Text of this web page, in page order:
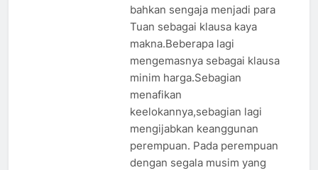
bahkan sengaja menjadi para
Tuan sebagai klausa kaya
makna.Beberapa lagi
mengemasnya sebagai klausa
minim harga.Sebagian
menafikan
keelokannya,sebagian lagi
mengijabkan keanggunan
perempuan. Pada perempuan
dengan segala musim yang